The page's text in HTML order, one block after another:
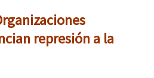
represión a la